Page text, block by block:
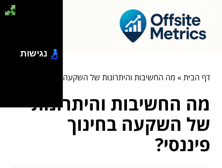
דף הבית» מה החשיבות והיתרונות של השקעה בחינוך פיננסי?
מה החשיבות והיתרונות
של השקעה בחינוך
פיננסי?
נגישות